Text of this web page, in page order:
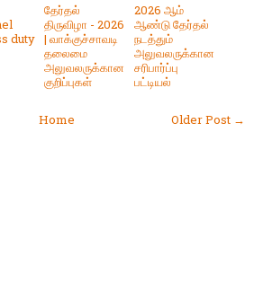
duty
தேர்தல்
திருவிழா - 2026
| வாக்குச்சாவடி
தலைமை
அலுவலருக்கான
குறிப்புகள்
2026 ஆம்
ஆண்டு தேர்தல்
நடத்தும்
அலுவலருக்கான
சரிபார்ப்பு
பட்டியல்
Older Post →
Home